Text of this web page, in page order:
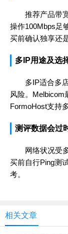
推荐产品带
操作100Mbps足
买前确认独享还
多IP用途及选
多IP适合多
风险。Melbicom
FormoHost支持
测评数据会过
网络状况受
买前自行Ping测
考。
相关文章